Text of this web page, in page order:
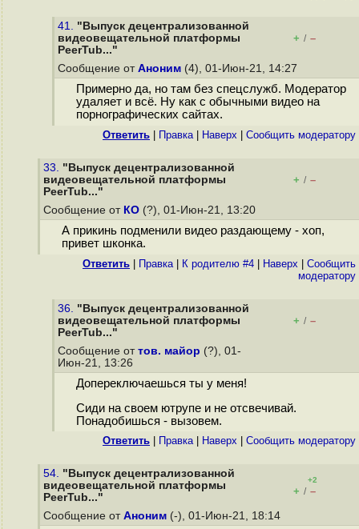
41. "Выпуск децентрализованной
видеовещательной платформы
PeerTub..."
+ / –
Сообщение от Аноним (4), 01-Июн-21, 14:27
Примерно да, но там без спецслужб. Модератор
удаляет и всё. Ну как с обычными видео на
порнографических сайтах.
Ответить Правка| Наверх Cообщить модератору
33. "Выпуск децентрализованной
видеовещательной платформы
PeerTub..."
+ / –
Сообщение от КО (?), 01-Июн-21, 13:20
А прикинь подменили видео раздающему - хоп,
привет шконка.
Ответить Правка| К родителю #4 Наверх
Cообщить
модератору
36. "Выпуск децентрализованной
видеовещательной платформы
PeerTub..."
+ / –
Сообщение от тов. майор (?), 01-
Июн-21, 13:26
Допереключаешься ты у меня!
Сиди на своем ютрупе и не отсвечивай.
Понадобишься - вызовем.
Ответить Правка| Наверх Cообщить модератору
54. "Выпуск децентрализованной
видеовещательной платформы
PeerTub..."
+2
+ / –
Сообщение от Аноним (-), 01-Июн-21, 18:14